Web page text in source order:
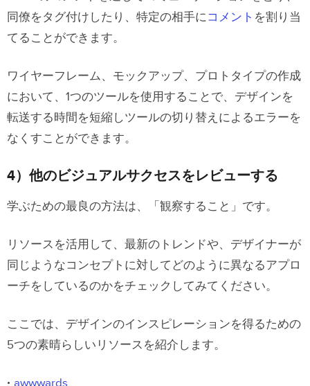
同僚をタグ付けしたり、特定の相手にコメント を割り当
てることができます。
ワイヤーフレーム、モックアップ、プロトタイプの作成
において、1つのツールを使用することで、デザインを
転送する時間を短縮しツールの切り替えによるエラーを
なくすことができます。
4）他のビジュアルサクセスをレビューする
学ぶための最良の方法は、「観察すること」です。
リソースを活用して、最新のトレンドや、デザイナーが
同じようなコンセプトに対してどのように異なるアプロ
ーチをしているのかをチェックしてみてください。
ここでは、デザインのインスピレーションを得るための
5つの素晴らしいリソースを紹介します。